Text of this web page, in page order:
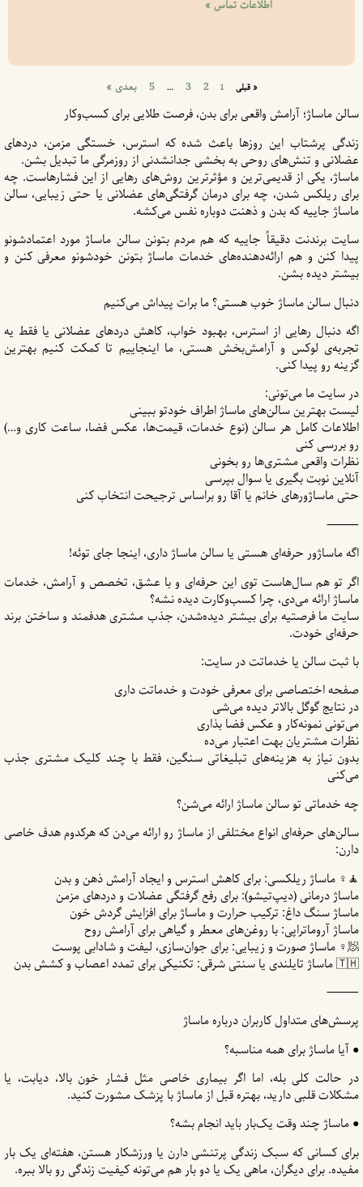
اطلاعات تماس »
« قبلی 1
2
3
…
5 بعدی »
سالن ماساژ؛ آرامش واقعی برای بدن، فرصت طلایی برای کسب‌و‌کار
زندگی پرشتاب این روزها باعث شده که استرس، خستگی مزمن، دردهای
عضلانی و تنش‌های روحی به بخشی جدانشدنی از روزمرگی ما تبدیل بشن.
ماساژ، یکی از قدیمی‌ترین و مؤثرترین روش‌های رهایی از این فشارهاست. چه
برای ریلکس شدن، چه برای درمان گرفتگی‌های عضلانی یا حتی زیبایی، سالن
ماساژ جاییه که بدن و ذهنت دوباره نفس می‌کشه.
سایت برندنت دقیقاً جاییه که هم مردم بتونن سالن ماساژ مورد اعتمادشونو
پیدا کنن و هم ارائه‌دهنده‌های خدمات ماساژ بتونن خودشونو معرفی کنن و
بیشتر دیده بشن.
دنبال سالن ماساژ خوب هستی؟ ما برات پیداش می‌کنیم
اگه دنبال رهایی از استرس، بهبود خواب، کاهش دردهای عضلانی یا فقط یه
تجربه‌ی لوکس و آرامش‌بخش هستی، ما اینجاییم تا کمکت کنیم بهترین
گزینه رو پیدا کنی.
در سایت ما می‌تونی:
لیست بهترین سالن‌های ماساژ اطراف خودتو ببینی
اطلاعات کامل هر سالن (نوع خدمات، قیمت‌ها، عکس فضا، ساعت کاری و…)
رو بررسی کنی
نظرات واقعی مشتری‌ها رو بخونی
آنلاین نوبت بگیری یا سوال بپرسی
حتی ماساژورهای خانم یا آقا رو براساس ترجیحت انتخاب کنی
⸻
اگه ماساژور حرفه‌ای هستی یا سالن ماساژ داری، اینجا جای توئه!
اگر تو هم سال‌هاست توی این حرفه‌ای و با عشق، تخصص و آرامش، خدمات
ماساژ ارائه می‌دی، چرا کسب‌و‌کارت دیده نشه؟
سایت ما فرصتیه برای بیشتر دیده‌شدن، جذب مشتری هدفمند و ساختن برند
حرفه‌ای خودت.
با ثبت سالن یا خدماتت در سایت:
صفحه اختصاصی برای معرفی خودت و خدماتت داری
در نتایج گوگل بالاتر دیده می‌شی
می‌تونی نمونه‌کار و عکس فضا بذاری
نظرات مشتریان بهت اعتبار می‌ده
بدون نیاز به هزینه‌های تبلیغاتی سنگین، فقط با چند کلیک مشتری جذب
می‌کنی
چه خدماتی تو سالن ماساژ ارائه می‌شن؟
سالن‌های حرفه‌ای انواع مختلفی از ماساژ رو ارائه می‌دن که هرکدوم هدف خاصی
دارن:
🧘♀ ماساژ ریلکسی: برای کاهش استرس و ایجاد آرامش ذهن و بدن
ماساژ درمانی (دیپ‌تیشو): برای رفع گرفتگی عضلات و دردهای مزمن
ماساژ سنگ داغ: ترکیب حرارت و ماساژ برای افزایش گردش خون
ماساژ آروماتراپی: با روغن‌های معطر و گیاهی برای آرامش روح
🧖♀ ماساژ صورت و زیبایی: برای جوان‌سازی، لیفت و شادابی پوست
🇹🇭 ماساژ تایلندی یا سنتی شرقی: تکنیکی‌ برای تمدد اعصاب و کشش بدن
⸻
پرسش‌های متداول کاربران درباره ماساژ
● آیا ماساژ برای همه مناسبه؟
در حالت کلی بله، اما اگر بیماری خاصی مثل فشار خون بالا، دیابت، یا
مشکلات قلبی دارید، بهتره قبل از ماساژ با پزشک مشورت کنید.
● ماساژ چند وقت یک‌بار باید انجام بشه؟
برای کسانی که سبک زندگی پرتنشی دارن یا ورزشکار هستن، هفته‌ای یک بار
مفیده. برای دیگران، ماهی یک یا دو بار هم می‌تونه کیفیت زندگی رو بالا ببره.